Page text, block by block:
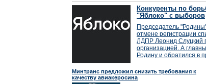
Конкуренты по
"Яблоко" с выборов
Председатель
отмене регистрации
ЛДПР Леонид Слуцкий
организацией. А
Родину и обратился в
Минтранс предложил снизить требования к
качеству авиакеросина